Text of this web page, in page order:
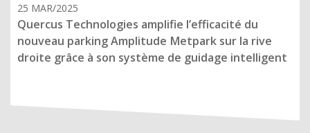
25 MAR/2025
Quercus Technologies amplifie l’efficacité du
nouveau parking Amplitude Metpark sur la rive
droite grâce à son système de guidage intelligent